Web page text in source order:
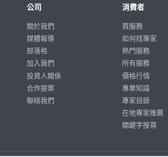
公司
關於我們
媒體報導
部落格
加入我們
投資人關係
合作提案
聯絡我們
消費者
買服務
如何找專家
熱門服務
所有服務
價格行情
專業知識
專家目錄
在地專家推薦
關鍵字搜尋